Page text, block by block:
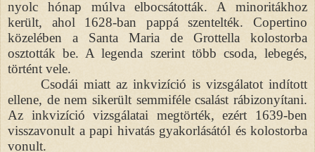
nyolc hónap múlva elbocsátották. A minoritákhoz
került, ahol 1628-ban pappá szentelték. Copertino
közelében a Santa Maria de Grottella kolostorba
osztották be. A legenda szerint több csoda, lebegés,
történt vele.
Csodái miatt az inkvizíció is vizsgálatot indított
ellene, de nem sikerült semmiféle csalást rábizonyítani.
Az inkvizíció vizsgálatai megtörték, ezért 1639-ben
visszavonult a papi hivatás gyakorlásától és kolostorba
vonult.